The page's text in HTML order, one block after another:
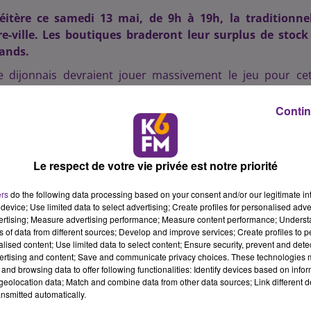
ce samedi 13 mai, de 9h à 19h, la
ville. Les boutiques braderont leur surplus de
dijonnais devraient jouer massivement le jeu pour
le déstockage de leurs produits à prix cassés devant
aussi leur stand dans les rues piétonnes le temps
de Dijon, et en particulier ceux des boutiques de la
prévu quelques nouveautés en 2017 :
artisanal d'art sera a découvrir sur la place des
quand le traditionnel village de la Réparation
des professionnels du bricolage et de la réparation
la mesure du possible, les objets que les habitants
Le respect de votre vie privée est notre priorité
do the following data processing based on your consent and/or our legitimate
Use limited data to select advertising; Create profiles for personalised
Measure advertising performance; Measure content performance;
of data from different sources; Develop and improve services; Create profiles to
content; Use limited data to select content; Ensure security, prevent and
and content; Save and communicate privacy choices. These technologies
browsing data to offer following functionalities: Identify devices based on
data; Match and combine data from other data sources; Link different
automatically.